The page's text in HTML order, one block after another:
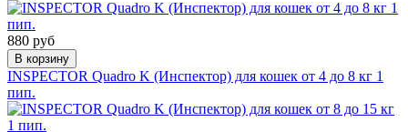
880 руб
В корзину
INSPEСTOR Quadro K (Инспектор) для кошек от 4 до 8 кг 1
пип.